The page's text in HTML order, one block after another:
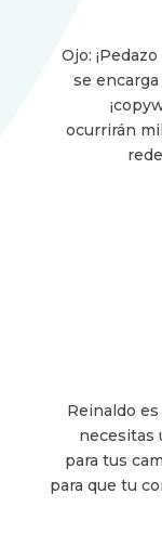
Ojo:
se
ocurrirán
Reinaldo
necesitas
para tus
para que tu